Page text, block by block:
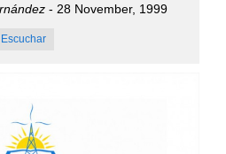
- 28 November, 1999
Escuchar